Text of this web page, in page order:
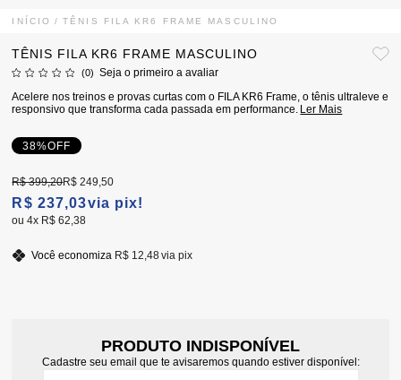
INÍCIO TÊNIS FILA KR6 FRAME MASCULINO
TÊNIS FILA KR6 FRAME MASCULINO
(0)
Seja o primeiro a avaliar
Acelere nos treinos e provas curtas com o FILA KR6 Frame, o tênis ultraleve e
responsivo que transforma cada passada em performance. Ler Mais
38%OFF
R$ 237,03via pix!
R$ 399,20R$ 249,50
4x R$ 62,38
Você economiza R$ 12,48via pix
PRODUTO INDISPONÍVEL
Cadastre seu email que te avisaremos quando estiver disponível: